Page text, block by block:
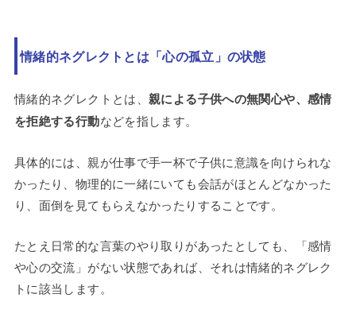
情緒的ネグレクトとは「心の孤立」の状態
情緒的ネグレクトとは、親による子供への無関心や、感情
を拒絶する行動などを指します。
具体的には、親が仕事で手一杯で子供に意識を向けられな
かったり、物理的に一緒にいても会話がほとんどなかった
り、面倒を見てもらえなかったりすることです。
たとえ日常的な言葉のやり取りがあったとしても、「感情
や心の交流」がない状態であれば、それは情緒的ネグレク
トに該当します。